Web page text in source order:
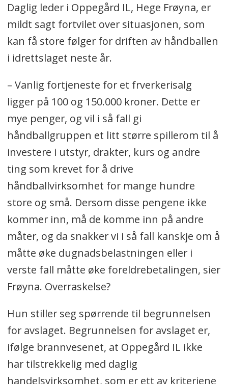
Daglig leder i Oppegård IL, Hege Frøyna, er
mildt sagt fortvilet over situasjonen, som
kan få store følger for driften av håndballen
i idrettslaget neste år.
– Vanlig fortjeneste for et frverkerisalg
ligger på 100 og 150.000 kroner. Dette er
mye penger, og vil i så fall gi
håndballgruppen et litt større spillerom til å
investere i utstyr, drakter, kurs og andre
ting som krevet for å drive
håndballvirksomhet for mange hundre
store og små. Dersom disse pengene ikke
kommer inn, må de komme inn på andre
måter, og da snakker vi i så fall kanskje om å
måtte øke dugnadsbelastningen eller i
verste fall måtte øke foreldrebetalingen, sier
Frøyna. Overraskelse?
Hun stiller seg spørrende til begrunnelsen
for avslaget. Begrunnelsen for avslaget er,
ifølge brannvesenet, at Oppegård IL ikke
har tilstrekkelig med daglig
handelsvirksomhet, som er ett av kriteriene